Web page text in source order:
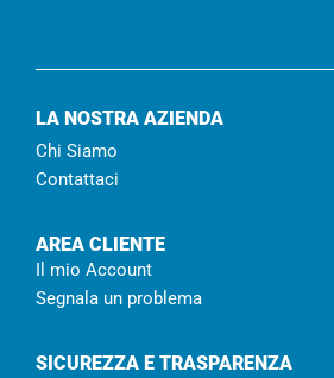
LA NOSTRA AZIENDA
Chi Siamo
Contattaci
AREA CLIENTE
Il mio Account
Segnala un problema
SICUREZZA E TRASPARENZA